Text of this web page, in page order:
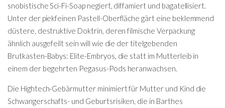
snobistische Sci-Fi-Soap negiert, diffamiert und bagatellisiert.
Unter der piekfeinen Pastell-Oberfläche gärt eine beklemmend
düstere, destruktive Doktrin, deren filmische Verpackung
ähnlich ausgefeilt sein will wie die der titelgebenden
Brutkasten-Babys: Elite-Embryos, die statt im Mutterleib in
einem der begehrten Pegasus-Pods heranwachsen.
Die Hightech-Gebärmutter minimiert für Mutter und Kind die
Schwangerschafts- und Geburtsrisiken, die in Barthes